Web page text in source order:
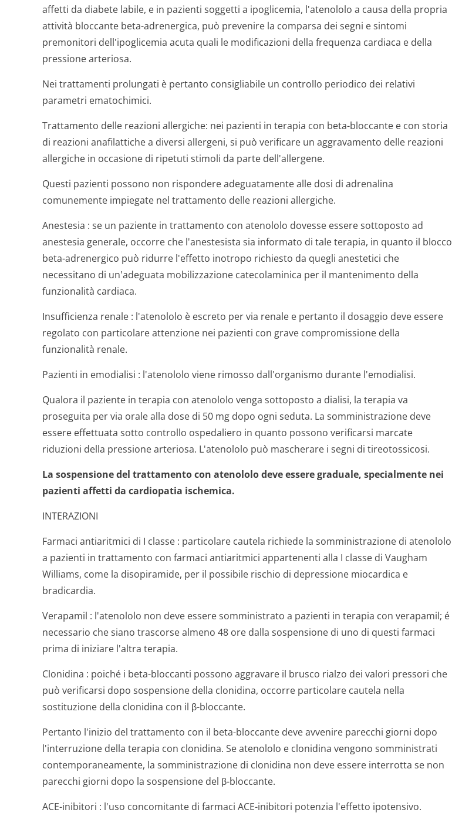
affetti da diabete labile, e in pazienti soggetti a ipoglicemia, l'atenololo a causa della propria
attività bloccante beta-adrenergica, può prevenire la comparsa dei segni e sintomi
premonitori dell'ipoglicemia acuta quali le modificazioni della frequenza cardiaca e della
pressione arteriosa.
Nei trattamenti prolungati è pertanto consigliabile un controllo periodico dei relativi
parametri ematochimici.
Trattamento delle reazioni allergiche: nei pazienti in terapia con beta-bloccante e con storia
di reazioni anafilattiche a diversi allergeni, si può verificare un aggravamento delle reazioni
allergiche in occasione di ripetuti stimoli da parte dell'allergene.
Questi pazienti possono non rispondere adeguatamente alle dosi di adrenalina
comunemente impiegate nel trattamento delle reazioni allergiche.
Anestesia : se un paziente in trattamento con atenololo dovesse essere sottoposto ad
anestesia generale, occorre che l'anestesista sia informato di tale terapia, in quanto il blocco
beta-adrenergico può ridurre l'effetto inotropo richiesto da quegli anestetici che
necessitano di un'adeguata mobilizzazione catecolaminica per il mantenimento della
funzionalità cardiaca.
Insufficienza renale : l'atenololo è escreto per via renale e pertanto il dosaggio deve essere
regolato con particolare attenzione nei pazienti con grave compromissione della
funzionalità renale.
Pazienti in emodialisi : l'atenololo viene rimosso dall'organismo durante l'emodialisi.
Qualora il paziente in terapia con atenololo venga sottoposto a dialisi, la terapia va
proseguita per via orale alla dose di 50 mg dopo ogni seduta. La somministrazione deve
essere effettuata sotto controllo ospedaliero in quanto possono verificarsi marcate
riduzioni della pressione arteriosa. L'atenololo può mascherare i segni di tireotossicosi.
La sospensione del trattamento con atenololo deve essere graduale, specialmente nei
pazienti affetti da cardiopatia ischemica.
INTERAZIONI
Farmaci antiaritmici di I classe : particolare cautela richiede la somministrazione di atenololo
a pazienti in trattamento con farmaci antiaritmici appartenenti alla I classe di Vaugham
Williams, come la disopiramide, per il possibile rischio di depressione miocardica e
bradicardia.
Verapamil : l'atenololo non deve essere somministrato a pazienti in terapia con verapamil; é
necessario che siano trascorse almeno 48 ore dalla sospensione di uno di questi farmaci
prima di iniziare l'altra terapia.
Clonidina : poiché i beta-bloccanti possono aggravare il brusco rialzo dei valori pressori che
può verificarsi dopo sospensione della clonidina, occorre particolare cautela nella
sostituzione della clonidina con il β-bloccante.
Pertanto l'inizio del trattamento con il beta-bloccante deve avvenire parecchi giorni dopo
l'interruzione della terapia con clonidina. Se atenololo e clonidina vengono somministrati
contemporaneamente, la somministrazione di clonidina non deve essere interrotta se non
parecchi giorni dopo la sospensione del β-bloccante.
ACE-inibitori : l'uso concomitante di farmaci ACE-inibitori potenzia l'effetto ipotensivo.